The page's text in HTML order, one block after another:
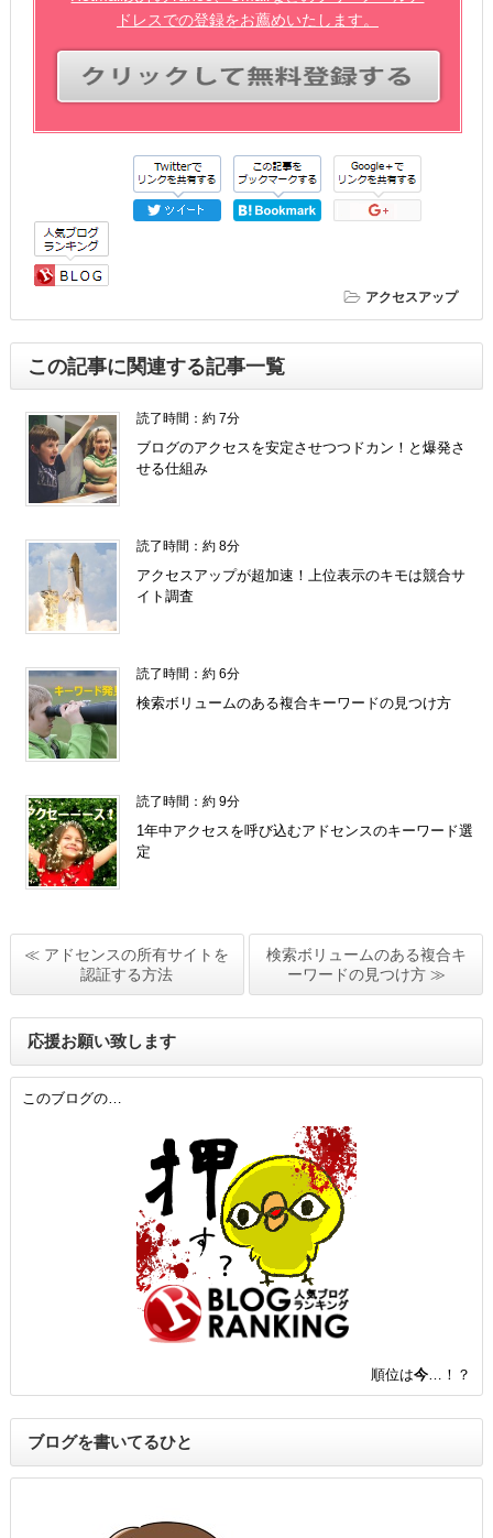
ドレスでの登録をお薦めいたします。
アクセスアップ
この記事に関連する記事一覧
読了時間：約 7分
ブログのアクセスを安定させつつドカン！と爆発さ
せる仕組み
読了時間：約 8分
アクセスアップが超加速！上位表示のキモは競合サ
イト調査
読了時間：約 6分
検索ボリュームのある複合キーワードの見つけ方
読了時間：約 9分
1年中アクセスを呼び込むアドセンスのキーワード選
定
≪ アドセンスの所有サイトを
認証する方法
検索ボリュームのある複合キ
ーワードの見つけ方 ≫
応援お願い致します
このブログの…
順位は今…！？
ブログを書いてるひと